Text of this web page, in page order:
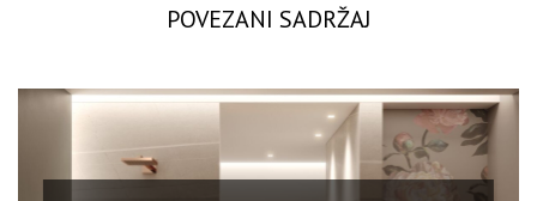
POVEZANI SADRŽAJ